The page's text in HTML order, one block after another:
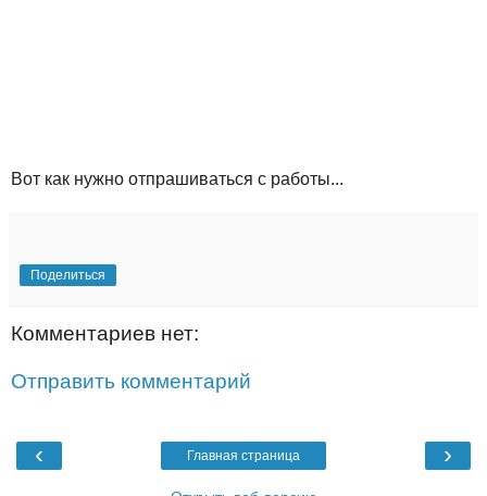
Вот как нужно отпрашиваться с работы...
Поделиться
Комментариев нет:
Отправить комментарий
‹ ›
Главная страница